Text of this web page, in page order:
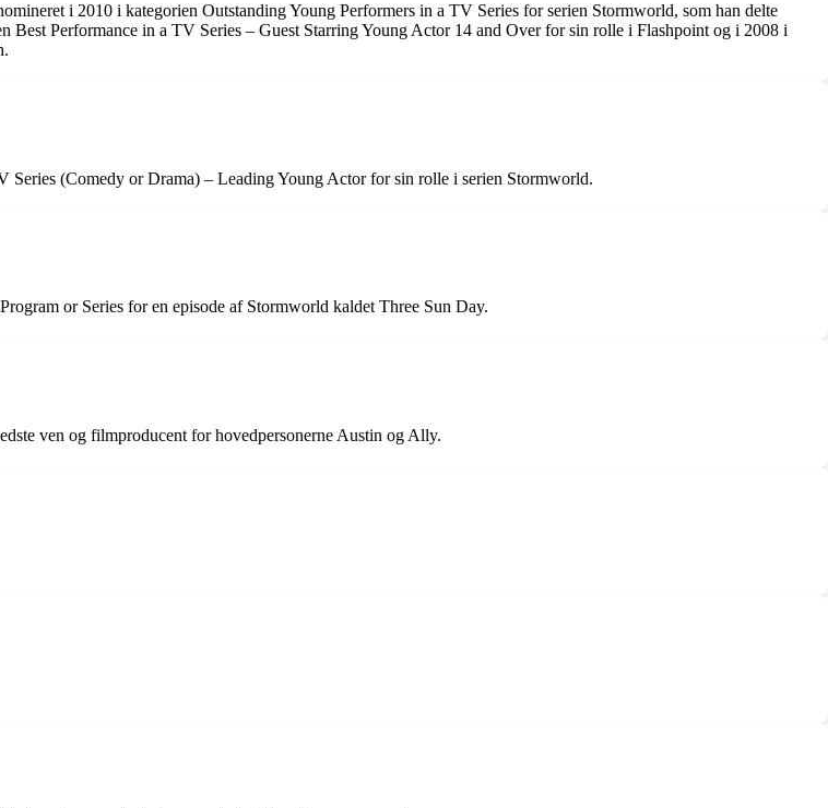
i 2010 i kategorien Outstanding Young Performers in a TV Series for serien Stormworld, som han delte
Best Performance in a TV Series – Guest Starring Young Actor 14 and Over for sin rolle i Flashpoint og i 2008 i
(Comedy or Drama) – Leading Young Actor for sin rolle i serien Stormworld.
or Series for en episode af Stormworld kaldet Three Sun Day.
ven og filmproducent for hovedpersonerne Austin og Ally.